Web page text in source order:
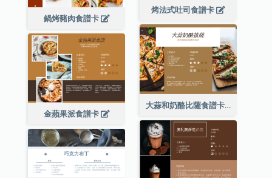
烤法式吐司食譜卡
鍋烤豬肉食譜卡
大蒜和奶酪比薩食譜卡
金蘋果派食譜卡